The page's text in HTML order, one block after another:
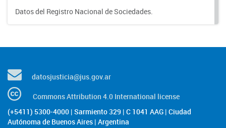
Datos del Registro Nacional de Sociedades.
datosjusticia@jus.gov.ar
Commons Attribution 4.0 International license
(+5411) 5300-4000 | Sarmiento 329 | C 1041 AAG | Ciudad
Autónoma de Buenos Aires | Argentina